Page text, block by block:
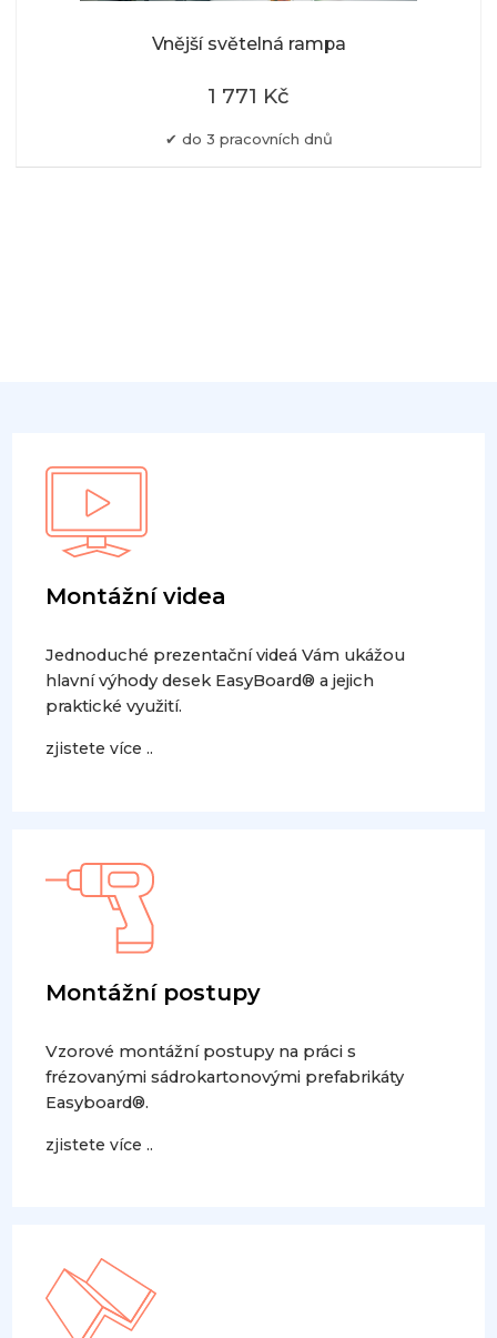
Vnější světelná rampa
do 3 pracovních dnů
1 771 Kč
Montážní videa
Jednoduché prezentační videá Vám ukážou
hlavní výhody desek EasyBoard® a jejich
praktické využití.
zjistete více ..
Montážní postupy
Vzorové montážní postupy na práci s
frézovanými sádrokartonovými prefabrikáty
Easyboard®.
zjistete více ..